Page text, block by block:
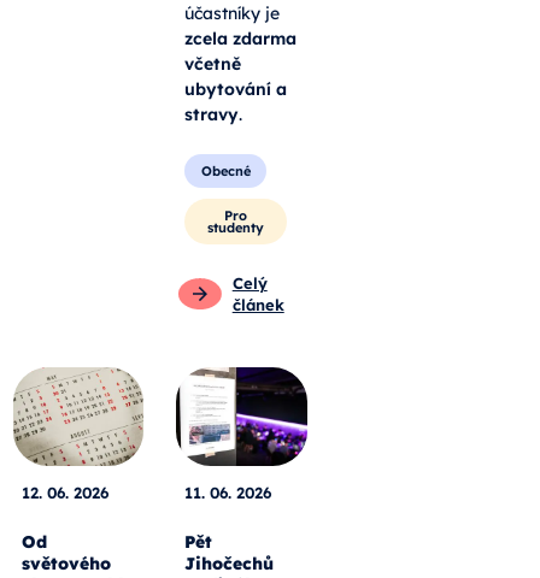
účastníky je
zcela zdarma
včetně
ubytování a
stravy.
Obecné
Pro
studenty
Celý
článek
12. 06. 2026
Od
světového
11. 06. 2026
Pět
Jihočechů